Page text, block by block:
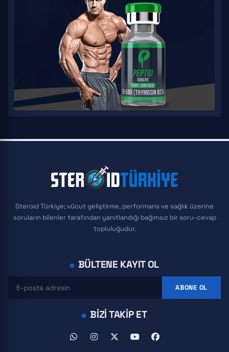
Steroid Türkiye; vücut geliştirme, performans ve sağlık üzerine
soruların bilenler tarafından yanıtlandığı bağımsız bir soru-cevap
topluluğudur.
BÜLTENE KAYIT OL
ABONE OL
BIZI TAKIP ET